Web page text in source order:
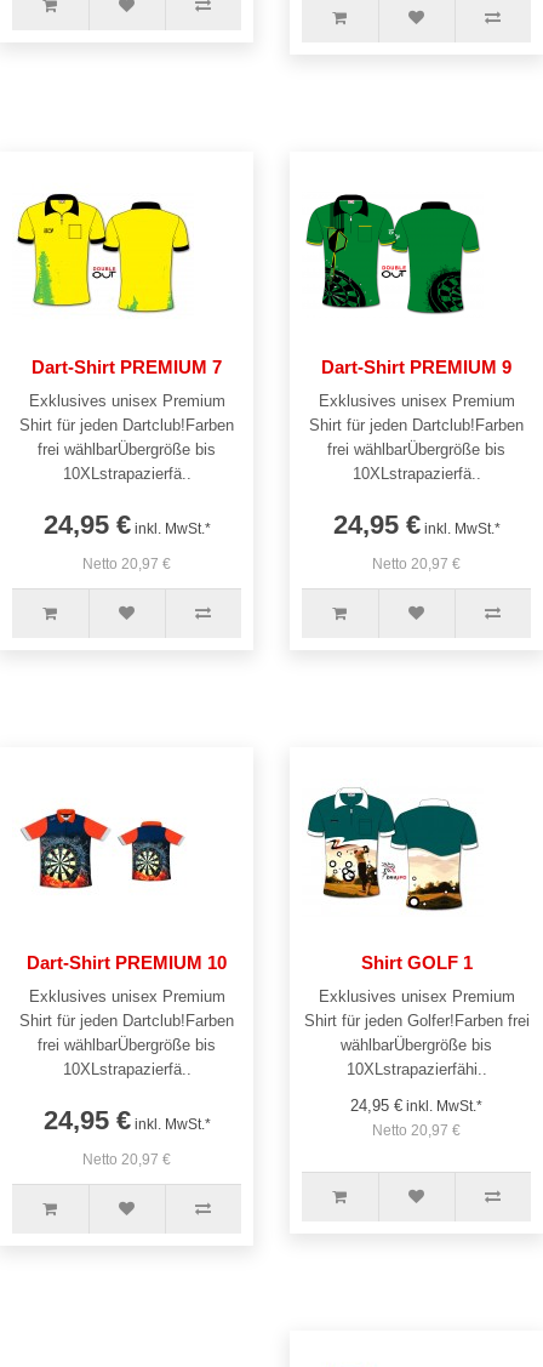
Dart-Shirt PREMIUM 7
Exklusives unisex Premium
Shirt für jeden Dartclub!Farben
frei wählbarÜbergröße bis
10XLstrapazierfä..
24,95 €inkl. MwSt.*
Netto 20,97 €
Dart-Shirt PREMIUM 9
Exklusives unisex Premium
Shirt für jeden Dartclub!Farben
frei wählbarÜbergröße bis
10XLstrapazierfä..
24,95 €inkl. MwSt.*
Netto 20,97 €
Dart-Shirt PREMIUM 10
Exklusives unisex Premium
Shirt für jeden Dartclub!Farben
frei wählbarÜbergröße bis
10XLstrapazierfä..
24,95 €inkl. MwSt.*
Netto 20,97 €
Shirt GOLF 1
Exklusives unisex Premium
Shirt für jeden Golfer!Farben frei
wählbarÜbergröße bis
10XLstrapazierfähi..
24,95 € inkl. MwSt.*
Netto 20,97 €